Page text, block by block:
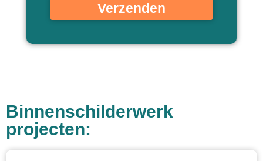
Verzenden
Binnenschilderwerk
projecten: